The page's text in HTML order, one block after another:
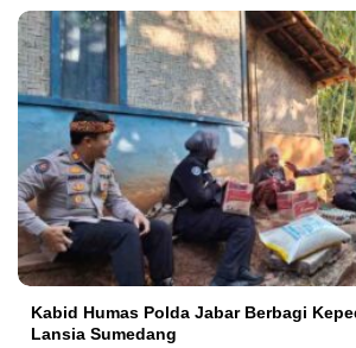
Kabid Humas Polda Jabar Berbagi
Lansia Sumedang